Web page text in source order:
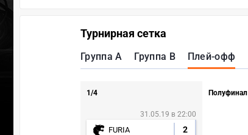
Турнирная сетка
Группа A Группа B Плей-офф
1/4
31.05.19 в 22:00
FURIA 2
Полуфинал